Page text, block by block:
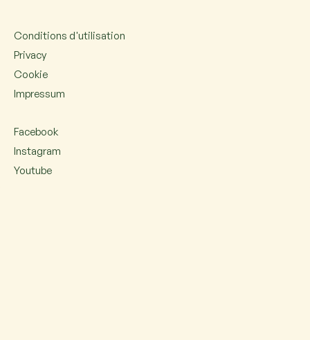
Conditions d'utilisation
Privacy
Cookie
Impressum
Facebook
Instagram
Youtube